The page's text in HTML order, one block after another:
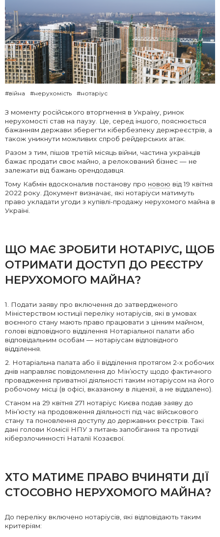
#війна #нерухомість #нотаріус
З моменту російського вторгнення в Україну, ринок
нерухомості став на паузу. Це, серед іншого, пояснюється
бажанням держави зберегти кібербезпеку держреєстрів, а
також уникнути можливих спроб рейдерських атак.
Разом з тим, пішов третій місяць війни, частина українців
бажає продати своє майно, а релокований бізнес — не
залежати від бажань орендодавця.
Тому Кабмін вдосконалив постанову про новою від 19 квітня
2022 року. Документ визначає, які нотаріуси матимуть
право укладати угоди з купівлі-продажу нерухомого майна в
Україні.
ЩО МАЄ ЗРОБИТИ НОТАРІУС, ЩОБ
ОТРИМАТИ ДОСТУП ДО РЕЄСТРУ
НЕРУХОМОГО МАЙНА?
1. Подати заяву про включення до затвердженого
Міністерством юстиції переліку нотаріусів, які в умовах
воєнного стану мають право працювати з цінним майном,
голові відповідного відділення Нотаріальної палати або
відповідальним особам — нотаріусам відповідного
відділення.
2. Нотаріальна палата або її відділення протягом 2-х робочих
днів направляє повідомлення до Мін’юсту щодо фактичного
провадження приватної діяльності таким нотаріусом на його
робочому місці (в офісі, вказаному в ліцензії, а не віддалено).
Станом на 29 квітня 271 нотаріус Києва подав заяву до
Мін’юсту на продовження діяльності під час військового
стану та поновлення доступу до державних реєстрів. Такі
дані голови Комісії НПУ з питань запобігання та протидії
кіберзлочинності Наталії Козаєвої.
ХТО МАТИМЕ ПРАВО ВЧИНЯТИ ДІЇ
СТОСОВНО НЕРУХОМОГО МАЙНА?
До переліку включено нотаріусів, які відповідають таким
критеріям: